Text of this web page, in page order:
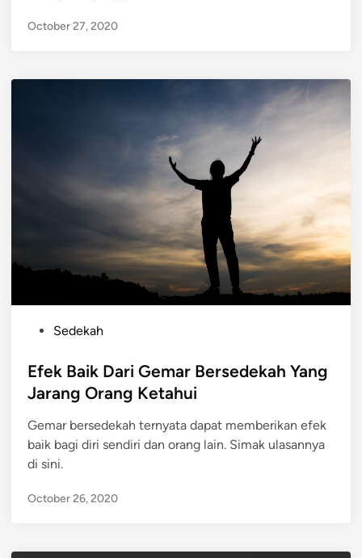
October 27, 2020
s
d
i
n
Sedekah
Efek Baik Dari Gemar Bersedekah Yang
Jarang Orang Ketahui
Gemar bersedekah ternyata dapat memberikan efek
baik bagi diri sendiri dan orang lain. Simak ulasannya
di sini.
October 26, 2020